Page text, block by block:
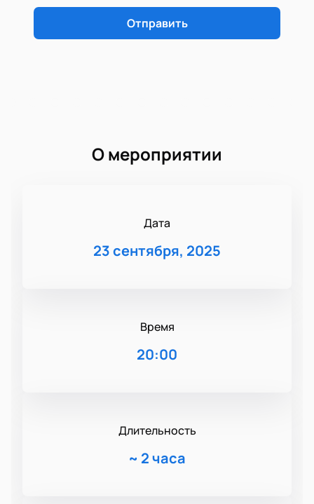
Отправить
О мероприятии
Дата
23 сентября, 2025
Время
20:00
Длительность
~ 2 часа